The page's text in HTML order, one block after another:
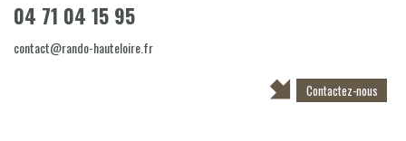
04 71 04 15 95
contact@rando-hauteloire.fr
Contactez-nous